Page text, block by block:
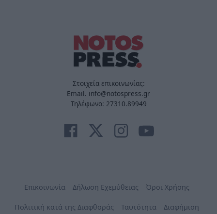
Στοιχεία επικοινωνίας:
Email. info@notospress.gr
Τηλέφωνο: 27310.89949
Επικοινωνία Δήλωση Εχεμύθειας Όροι Χρήσης
Πολιτική κατά της Διαφθοράς Ταυτότητα Διαφήμιση